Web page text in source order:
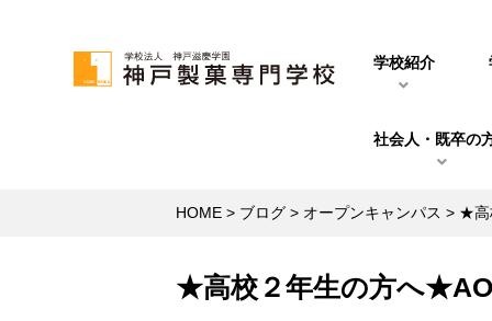
学校紹介
社会人・既卒の
HOME > ブログ > オープンキャンパス > ★高
★高校２年生の方へ